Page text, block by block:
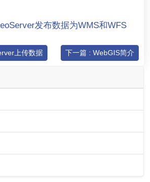
发布数据为WMS和WFS
上传数据 下一篇 : WebGIS简介